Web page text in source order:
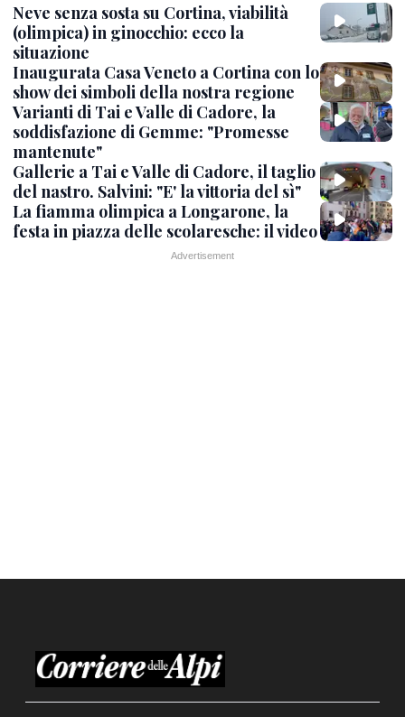
Neve senza sosta su Cortina, viabilità
(olimpica) in ginocchio: ecco la
situazione
Inaugurata Casa Veneto a Cortina con lo
show dei simboli della nostra regione
Varianti di Tai e Valle di Cadore, la
soddisfazione di Gemme: "Promesse
mantenute"
Gallerie a Tai e Valle di Cadore, il taglio
del nastro. Salvini: "E' la vittoria del sì"
La fiamma olimpica a Longarone, la
festa in piazza delle scolaresche: il video